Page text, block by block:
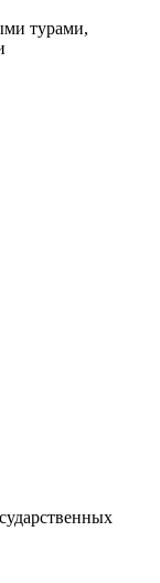
турами,